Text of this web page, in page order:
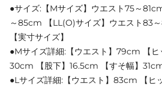
●サイズ:【Mサイズ】ウエスト75～
～85cm 【LL(O)サイズ】ウエスト83
【実寸サイズ】
●Mサイズ詳細:【ウエスト】79cm 【ヒ
30cm 【股下】16.5cm 【すそ幅】
●Lサイズ詳細:【ウエスト】83cm 【ヒ